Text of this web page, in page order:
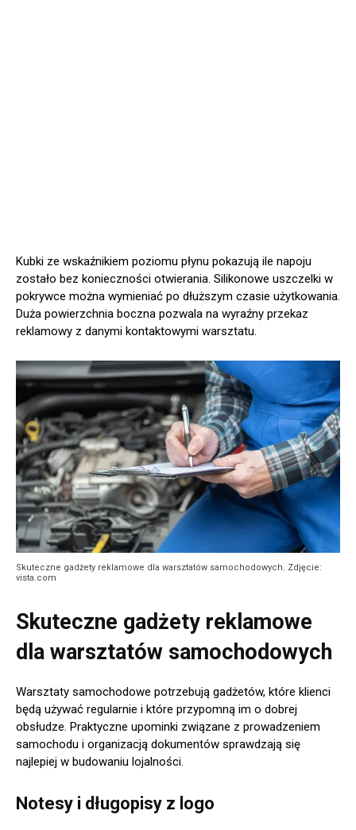
Kubki ze wskaźnikiem poziomu płynu pokazują ile napoju
zostało bez konieczności otwierania. Silikonowe uszczelki w
pokrywce można wymieniać po dłuższym czasie użytkowania.
Duża powierzchnia boczna pozwala na wyraźny przekaz
reklamowy z danymi kontaktowymi warsztatu.
Skuteczne gadżety reklamowe dla warsztatów samochodowych. Zdjęcie:
vista.com
Skuteczne gadżety reklamowe
dla warsztatów samochodowych
Warsztaty samochodowe potrzebują gadżetów, które klienci
będą używać regularnie i które przypomną im o dobrej
obsłudze. Praktyczne upominki związane z prowadzeniem
samochodu i organizacją dokumentów sprawdzają się
najlepiej w budowaniu lojalności.
Notesy i długopisy z logo